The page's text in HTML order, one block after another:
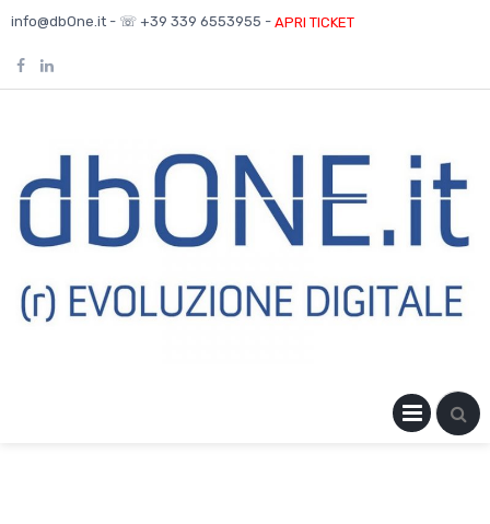
Skip
content
info@dbOne.it - ☏ +39 339 6553955 - APRI TICKET